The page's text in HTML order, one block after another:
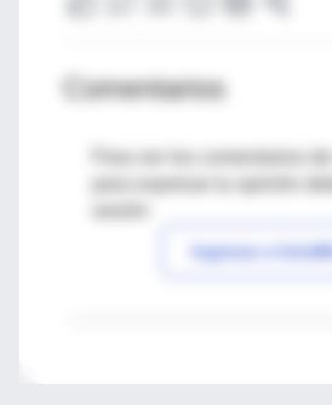
Comentarios
Para ver los comentarios
Ingresar a